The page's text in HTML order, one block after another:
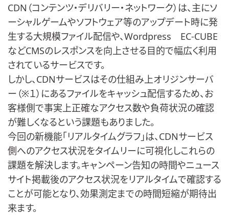
CDN（コンテンツ・デリバリー・ネットワーク）は、主にソ
ーシャルゲームやソフトウェア等のアップデート時に発
生する大規模ファイル配信や、Wordpress EC-CUBE
などCMSのレスポンスを向上させる目的で幅広く利用
されているサービスです。
しかし、CDNサービスはその仕組み上オリジンサーバ
ー（※１）にあるファイルをキャッシュ配信するため、お
客様側で事実上正確なアクセス数や負荷状況の確認
が難しくなるという課題もありました。
今回の新機能「リアルタイムグラフ」は、CDNサービス
側へのアクセス状況をタイムリーに可視化しこれらの
課題を解決します。キャンペーン告知の時間やニュース
サイト掲載後のアクセス状況をリアルタイムで確認する
ことが可能となり、効果測定までの時間短縮が期待出
来ます。